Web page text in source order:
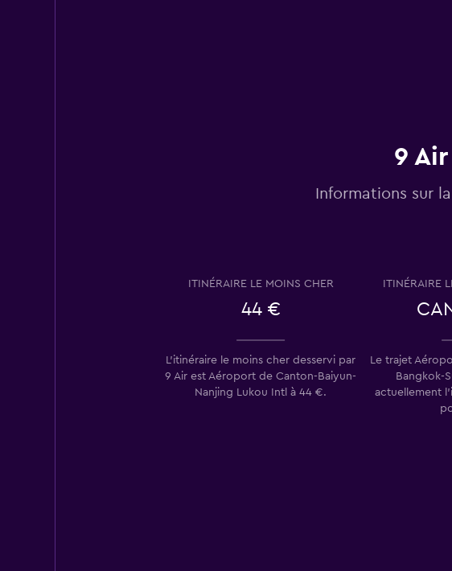
9
Informations sur
ITINÉRAIRE LE MOINS CHER
44 €
ITINÉRAIRE
L’itinéraire le moins cher desservi par
9 Air est Aéroport de Canton-Baiyun-
Nanjing Lukou Intl à 44 €.
Le trajet
Bangkok-
actuellement